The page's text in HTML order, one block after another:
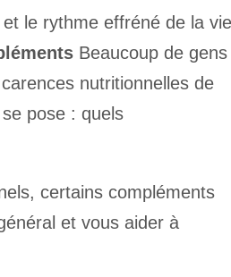
le rythme effréné de la vie
Beaucoup de gens
nutritionnelles de
pose : quels
certains compléments
et vous aider à